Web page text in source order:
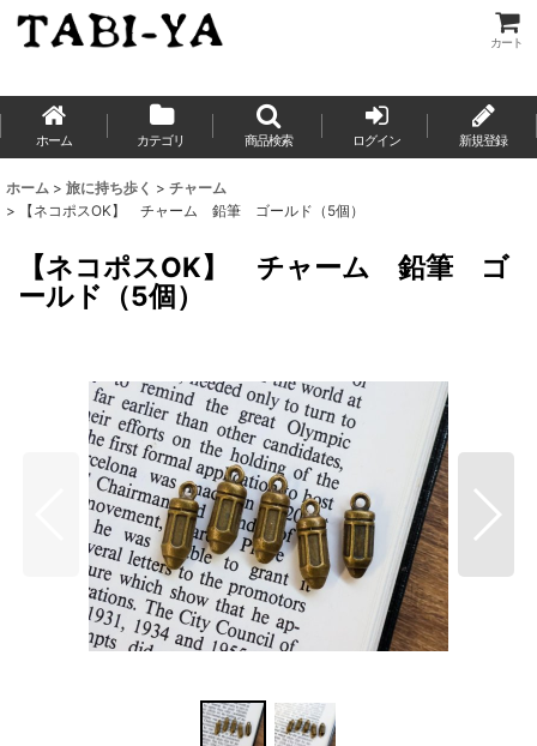
カート
ホーム カテゴリ 商品検索 ログイン 新規登録
ホーム > 旅に持ち歩く > チャーム
>
【ネコポスOK】 チャーム 鉛筆 ゴールド（5個）
【ネコポスOK】 チャーム 鉛筆 ゴ
ールド（5個）